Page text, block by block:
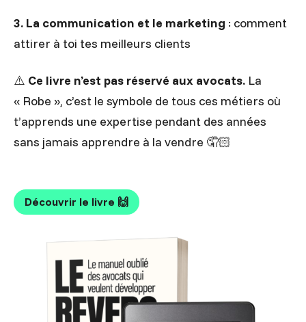
3. La communication et le marketing : comment
attirer à toi tes meilleurs clients
⚠️ Ce livre n’est pas réservé aux avocats. La
« Robe », c’est le symbole de tous ces métiers où
t’apprends une expertise pendant des années
sans jamais apprendre à la vendre 🤦🏻
Découvrir le livre 🙌